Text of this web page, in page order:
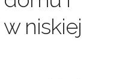
niskiej